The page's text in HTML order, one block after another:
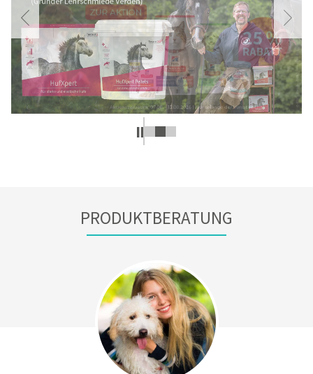
PRODUKTBERATUNG